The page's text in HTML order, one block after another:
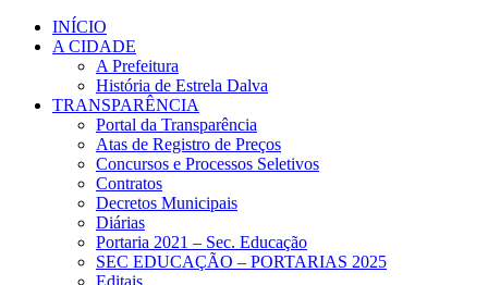
INÍCIO
A CIDADE
A Prefeitura
História de Estrela Dalva
TRANSPARÊNCIA
Portal da Transparência
Atas de Registro de Preços
Concursos e Processos Seletivos
Contratos
Decretos Municipais
Diárias
Portaria 2021 – Sec. Educação
SEC EDUCAÇÃO – PORTARIAS 2025